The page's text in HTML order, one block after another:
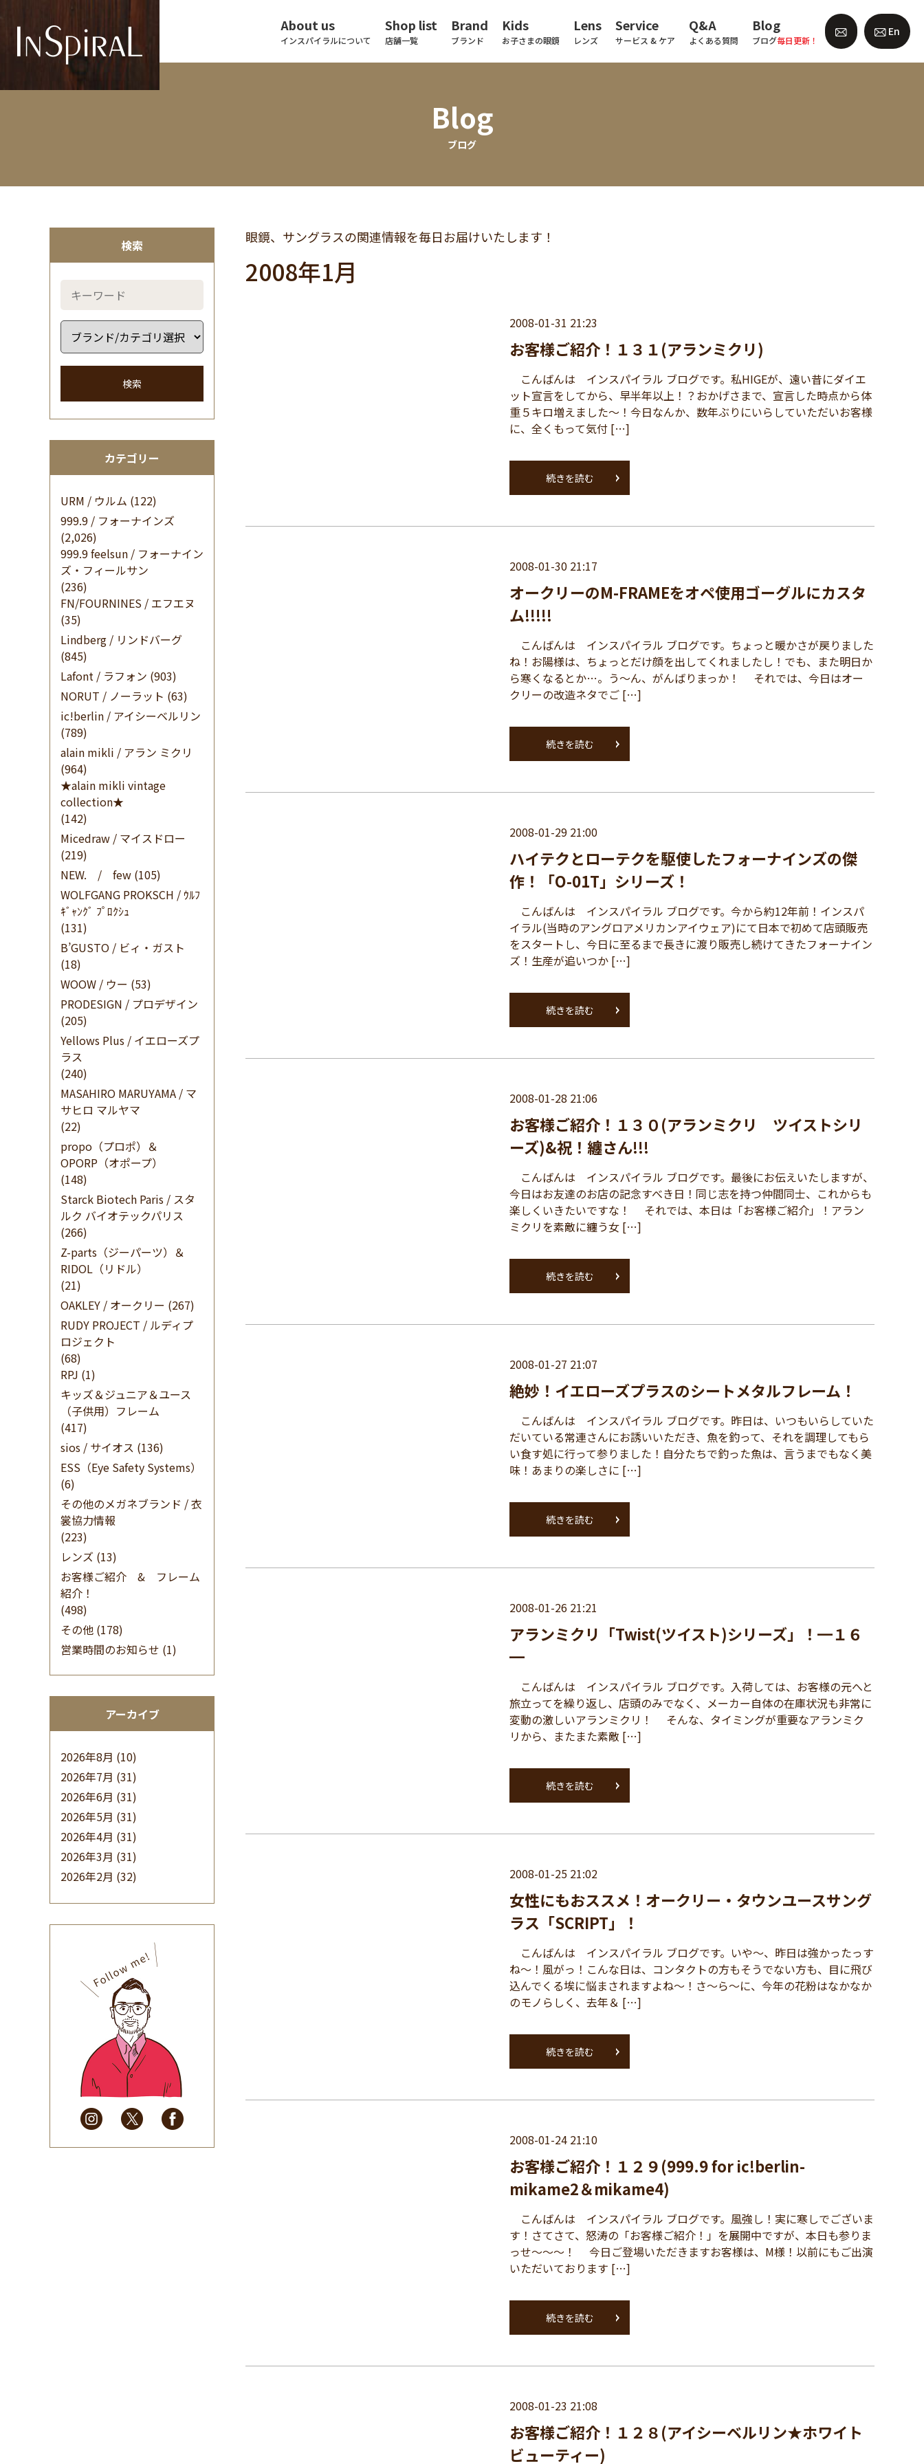
About us
インスパイラルについて
Shop list
店舗一覧
Brand
ブランド
Kids
お子さまの眼鏡
Lens
レンズ
Service
サービス & ケア
Q&A
よくある質問
Blog
ブログ毎日更新！
En
Blog
ブログ
検索
検索
カテゴリー
URM / ウルム (122)
999.9 / フォーナインズ
(2,026)
999.9 feelsun / フォーナイン
ズ・フィールサン
(236)
FN/FOURNINES / エフエヌ
(35)
Lindberg / リンドバーグ
(845)
Lafont / ラフォン (903)
NORUT / ノーラット (63)
ic!berlin / アイシーベルリン
(789)
alain mikli / アラン ミクリ
(964)
★alain mikli vintage
collection★
(142)
Micedraw / マイスドロー
(219)
NEW. / few (105)
WOLFGANG PROKSCH / ｳﾙﾌ
ｷﾞｬﾝｸﾞ ﾌﾟﾛｸｼｭ
(131)
B’GUSTO / ビィ・ガスト
(18)
WOOW / ウー (53)
PRODESIGN / プロデザイン
(205)
Yellows Plus / イエローズプ
ラス
(240)
MASAHIRO MARUYAMA / マ
サヒロ マルヤマ
(22)
propo（プロポ）＆
OPORP（オポープ）
(148)
Starck Biotech Paris / スタ
ルク バイオテックパリス
(266)
Z-parts（ジーパーツ）＆
RIDOL（リドル）
(21)
OAKLEY / オークリー (267)
RUDY PROJECT / ルディプ
ロジェクト
(68)
RPJ (1)
キッズ＆ジュニア＆ユース
（子供用）フレーム
(417)
sios / サイオス (136)
ESS（Eye Safety Systems）
(6)
その他のメガネブランド / 衣
裳協力情報
(223)
レンズ (13)
お客様ご紹介 & フレーム
紹介！
(498)
その他 (178)
営業時間のお知らせ (1)
アーカイブ
2026年8月 (10)
2026年7月 (31)
2026年6月 (31)
2026年5月 (31)
2026年4月 (31)
2026年3月 (31)
2026年2月 (32)
(32)
2025年9月(30)
2025年8月(31)
2025年7月(37)
2025年6月(48)
2025年5月
(41)
2025年4月
(32)
2025年3月(31)
2025年2月
(28)
2025年1月
(34)
眼鏡、サングラスの関連情報を毎日お届けいたします！
2008年1月
2008-01-31 21:23
お客様ご紹介！１３１(アランミクリ)
こんばんは インスパイラル ブログです。私HIGEが、遠い昔にダイエ
ット宣言をしてから、早半年以上！？おかげさまで、宣言した時点から体
重５キロ増えました～！今日なんか、数年ぶりにいらしていただいお客様
に、全くもって気付 […]
続きを読む
2008-01-30 21:17
オークリーのM-FRAMEをオペ使用ゴーグルにカスタ
ム!!!!!
こんばんは インスパイラル ブログです。ちょっと暖かさが戻りました
ね！お陽様は、ちょっとだけ顔を出してくれましたし！でも、また明日か
ら寒くなるとか…。う～ん、がんばりまっか！ それでは、今日はオー
クリーの改造ネタでご […]
続きを読む
2008-01-29 21:00
ハイテクとローテクを駆使したフォーナインズの傑
作！「O-01T」シリーズ！
こんばんは インスパイラル ブログです。今から約12年前！インスパ
イラル(当時のアングロアメリカンアイウェア)にて日本で初めて店頭販売
をスタートし、今日に至るまで長きに渡り販売し続けてきたフォーナイン
ズ！生産が追いつか […]
続きを読む
2008-01-28 21:06
お客様ご紹介！１３０(アランミクリ ツイストシリ
ーズ)&祝！纏さん!!!
こんばんは インスパイラル ブログです。最後にお伝えいたしますが、
今日はお友達のお店の記念すべき日！同じ志を持つ仲間同士、これからも
楽しくいきたいですな！ それでは、本日は「お客様ご紹介」！アラン
ミクリを素敵に纏う女 […]
続きを読む
2008-01-27 21:07
絶妙！イエローズプラスのシートメタルフレーム！
こんばんは インスパイラル ブログです。昨日は、いつもいらしていた
だいている常連さんにお誘いいただき、魚を釣って、それを調理してもら
い食す処に行って参りました！自分たちで釣った魚は、言うまでもなく美
味！あまりの楽しさに […]
続きを読む
2008-01-26 21:21
アランミクリ「Twist(ツイスト)シリーズ」！━１６
━
こんばんは インスパイラル ブログです。入荷しては、お客様の元へと
旅立ってを繰り返し、店頭のみでなく、メーカー自体の在庫状況も非常に
変動の激しいアランミクリ！ そんな、タイミングが重要なアランミク
リから、またまた素敵 […]
続きを読む
2008-01-25 21:02
女性にもおススメ！オークリー・タウンユースサング
ラス「SCRIPT」！
こんばんは インスパイラル ブログです。いや～、昨日は強かったっす
ね～！風がっ！こんな日は、コンタクトの方もそうでない方も、目に飛び
込んでくる埃に悩まされますよね～！さ～ら～に、今年の花粉はなかなか
のモノらしく、去年＆ […]
続きを読む
2008-01-24 21:10
お客様ご紹介！１２９(999.9 for ic!berlin-
mikame2＆mikame4)
こんばんは インスパイラル ブログです。風強し！実に寒しでございま
す！さてさて、怒涛の「お客様ご紹介！」を展開中ですが、本日も参りま
っせ～～～！ 今日ご登場いただきますお客様は、M様！以前にもご出演
いただいております […]
続きを読む
2008-01-23 21:08
お客様ご紹介！１２８(アイシーベルリン★ホワイト
ビューティー)